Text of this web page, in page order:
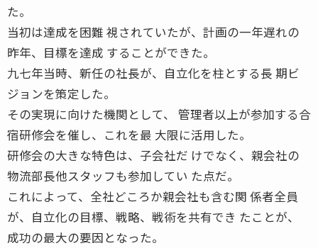
た。
当初は達成を困難 視されていたが、計画の一年遅れの
昨年、目標を達成 することができた。
九七年当時、新任の社長が、自立化を柱とする長 期ビ
ジョンを策定した。
その実現に向けた機関として、 管理者以上が参加する合
宿研修会を催し、これを最 大限に活用した。
研修会の大きな特色は、子会社だ けでなく、親会社の
物流部長他スタッフも参加してい た点だ。
これによって、全社どころか親会社も含む関 係者全員
が、自立化の目標、戦略、戦術を共有でき たことが、
成功の最大の要因となった。